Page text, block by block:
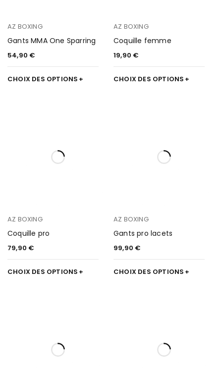
AZ BOXING
Gants MMA One Sparring
54,90 €
CHOIX DES OPTIONS
AZ BOXING
Coquille femme
19,90 €
CHOIX DES OPTIONS
AZ BOXING
Coquille pro
79,90 €
CHOIX DES OPTIONS
AZ BOXING
Gants pro lacets
99,90 €
CHOIX DES OPTIONS